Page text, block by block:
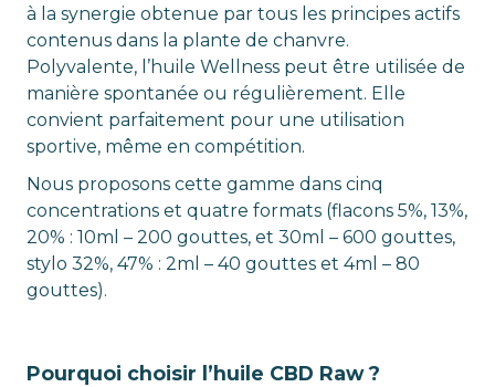
à la synergie obtenue par tous les principes actifs
contenus dans la plante de chanvre.
Polyvalente, l’huile Wellness peut être utilisée de
manière spontanée ou régulièrement. Elle
convient parfaitement pour une utilisation
sportive, même en compétition.
Nous proposons cette gamme dans cinq
concentrations et quatre formats (flacons 5%, 13%,
20% : 10ml – 200 gouttes, et 30ml – 600 gouttes,
stylo 32%, 47% : 2ml – 40 gouttes et 4ml – 80
gouttes).
Pourquoi choisir l’huile CBD Raw ?